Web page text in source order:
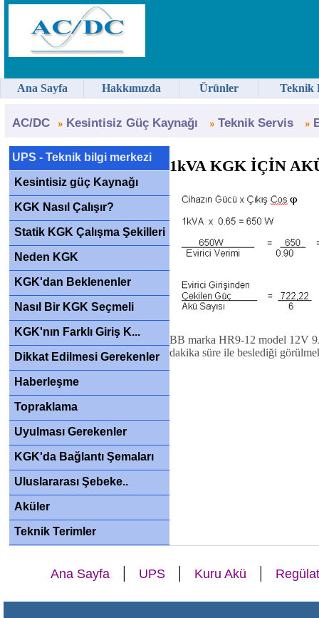
AC/DC Kesintisiz Güç Kaynağı Teknik Servis
UPS - Teknik bilgi merkezi
Kesintisiz güç Kaynağı
KGK Nasıl Çalışır?
Statik KGK Çalışma Şekilleri
Neden KGK
KGK'dan Beklenenler
Nasıl Bir KGK Seçmeli
KGK'nın Farklı Giriş K...
Dikkat Edilmesi Gerekenler
Haberleşme
Topraklama
Uyulması Gerekenler
KGK'da Bağlantı Şemaları
Uluslararası Şebeke..
Aküler
Teknik Terimler
1kVA KGK İÇİN
BB marka HR9-12 model 12V
dakika süre ile beslediği
Ana Sayfa| UPS| Kuru Akü |
Ana Sayfa Hakkımızda Ürünler Teknik